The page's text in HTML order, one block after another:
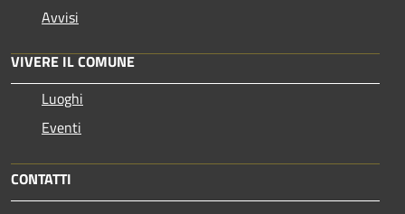
Avvisi
VIVERE IL COMUNE
Luoghi
Eventi
CONTATTI